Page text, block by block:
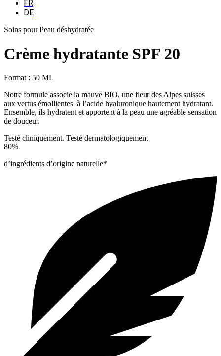
FR
DE
Soins pour Peau déshydratée
Crème hydratante SPF 20
Format : 50 ML
Notre formule associe la mauve BIO, une fleur des Alpes suisses
aux vertus émollientes, à l’acide hyaluronique hautement hydratant.
Ensemble, ils hydratent et apportent à la peau une agréable sensation
de douceur.
Testé cliniquement. Testé dermatologiquement
80%
d’ingrédients d’origine naturelle*